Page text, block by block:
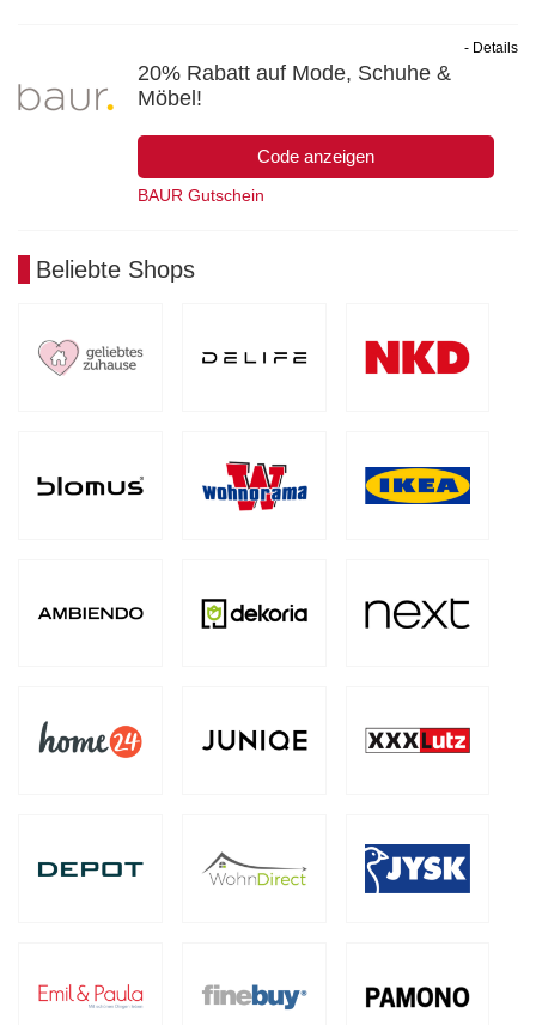
20% Rabatt auf Mode, Schuhe &
Möbel!
Code anzeigen
- Details
BAUR Gutschein
Beliebte Shops